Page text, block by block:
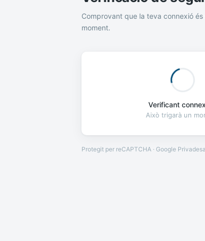
Comprovant que la teva connexió és
moment.
Verificant
Això trigarà un
Protegit per reCAPTCHA · Google Privadesa